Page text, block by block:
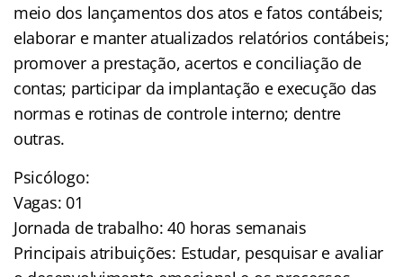
meio dos lançamentos dos atos e fatos contábeis;
elaborar e manter atualizados relatórios contábeis;
promover a prestação, acertos e conciliação de
contas; participar da implantação e execução das
normas e rotinas de controle interno; dentre
outras.
Psicólogo:
Vagas: 01
Jornada de trabalho: 40 horas semanais
Principais atribuições: Estudar, pesquisar e avaliar